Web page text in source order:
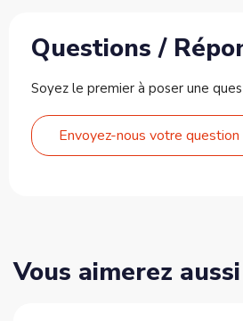
Questions /
Soyez le premier à poser une
Envoyez-nous votre question
Vous aimerez aussi